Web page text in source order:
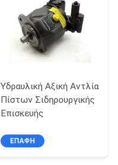
Υδραυλική Αξική Αντλία
Πίστων Σιδηρουργικής
Επισκευής
ΕΠΑΦΉ